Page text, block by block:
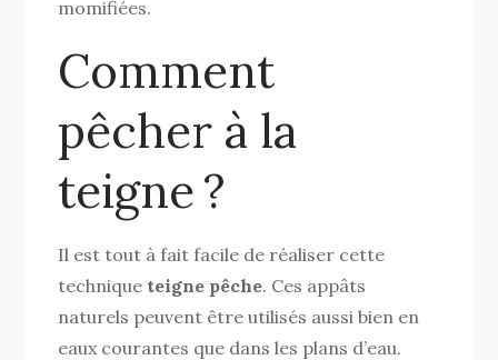
momifiées.
Comment
pêcher à la
teigne ?
Il est tout à fait facile de réaliser cette
technique teigne pêche. Ces appâts
naturels peuvent être utilisés aussi bien en
eaux courantes que dans les plans d’eau.